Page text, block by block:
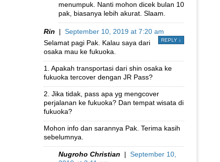
menumpuk. Nanti mohon dicek bulan 10
pak, biasanya lebih akurat. Slaam.
Rin | September 10, 2019 at 7:20 am
REPLY ↓
Selamat pagi Pak. Kalau saya dari
osaka mau ke fukuoka.
1. Apakah transportasi dari shin osaka ke
fukuoka tercover dengan JR Pass?
2. Jika tidak, pass apa yg mengcover
perjalanan ke fukuoka? Dan tempat wisata di
fukuoka?
Mohon info dan sarannya Pak. Terima kasih
sebelumnya.
Nugroho Christian | September 10,